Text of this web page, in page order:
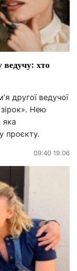
ведучу: хто
другої ведучої
Нею
яка
проєкту.
09:40 19.06